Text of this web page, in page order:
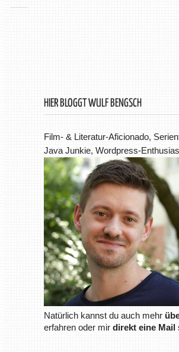
HIER BLOGGT WULF BENGSCH
Film- & Literatur-Aficionado,
Java Junkie, Wordpress-
Natürlich kannst du auch mehr
erfahren oder mir direkt eine Mail